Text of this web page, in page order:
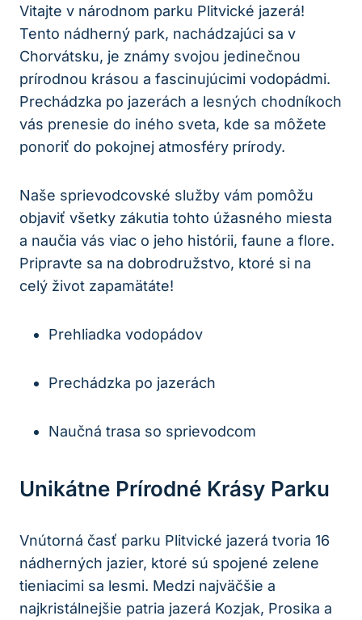
Vitajte v národnom⁤ parku ‌Plitvické jazerá!‌
Tento nádherný ⁤park, nachádzajúci sa v
Chorvátsku, je známy svojou jedinečnou
prírodnou krásou⁣ a fascinujúcimi vodopádmi. ​
Prechádzka po jazerách a lesných chodníkoch
vás prenesie do ⁢iného sveta, kde sa⁤ môžete
ponoriť ‌do pokojnej atmosféry⁤ prírody.
Naše⁢ sprievodcovské služby vám pomôžu
objaviť všetky zákutia tohto úžasného miesta
a naučia vás viac o jeho‌ histórii, ⁣faune a flore.
Pripravte⁢ sa ​na dobrodružstvo, ktoré si na
⁢celý život zapamätáte!
Prehliadka vodopádov
Prechádzka​ po jazerách
Naučná trasa so sprievodcom
Unikátne Prírodné ⁤krásy Parku
Vnútorná časť parku‍ Plitvické​ jazerá​ tvoria 16
nádherných jazier, ⁢ktoré ⁣sú spojené zelene
tieniacimi sa ⁣lesmi. Medzi najväčšie a
najkristálnejšie patria jazerá Kozjak, Prosika a